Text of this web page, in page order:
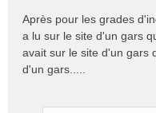
Après pour les grades
a lu sur le site d'un gars
avait sur le site d'un gars
d'un gars.....